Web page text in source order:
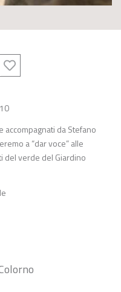
accompagnati da Stefano
a “dar voce” alle
del verde del Giardino